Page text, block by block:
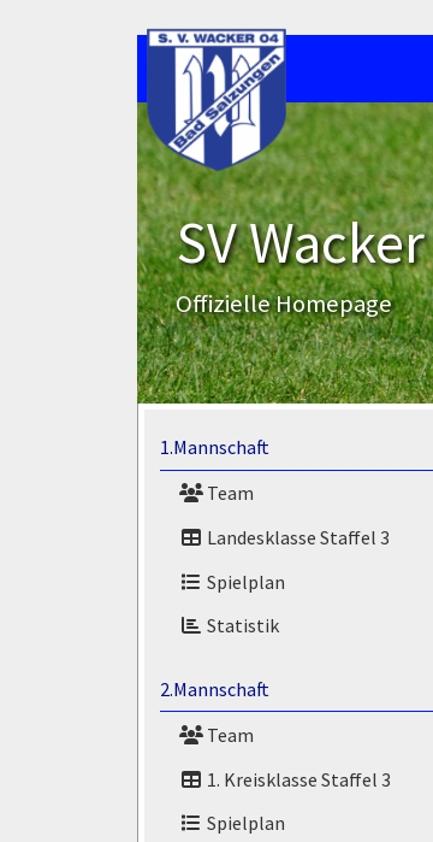
SV
Offizielle Homepage
1.Mannschaft
Team
Landesklasse Staffel 3
Spielplan
Statistik
2.Mannschaft
Team
1. Kreisklasse Staffel 3
Spielplan